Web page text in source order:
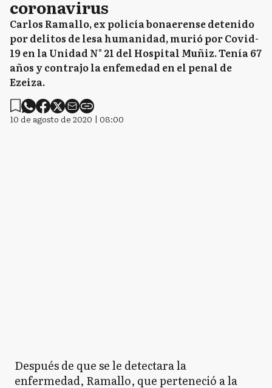
coronavirus
Carlos Ramallo, ex policía bonaerense detenido
por delitos de lesa humanidad, murió por Covid-
19 en la Unidad N° 21 del Hospital Muñiz. Tenía 67
años y contrajo la enfemedad en el penal de
Ezeiza.
10 de agosto de 2020 | 08:00
Después de que se le detectara la
enfermedad, Ramallo, que perteneció a la